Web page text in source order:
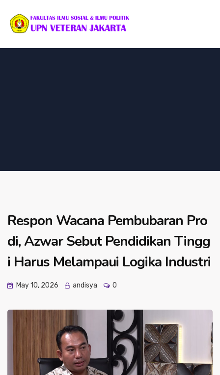
Respon Wacana Pembubaran Pro
di, Azwar Sebut Pendidikan Tingg
i Harus Melampaui Logika Industri
May 10, 2026 andisya 0